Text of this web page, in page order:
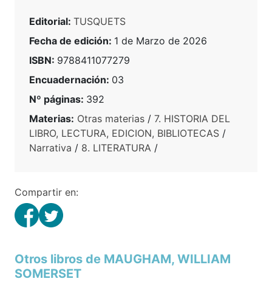
Editorial: TUSQUETS
Fecha de edición: 1 de Marzo de 2026
ISBN: 9788411077279
Encuadernación: 03
Nº páginas: 392
Materias: Otras materias / 7. HISTORIA DEL
LIBRO, LECTURA, EDICION, BIBLIOTECAS /
Narrativa / 8. LITERATURA /
Compartir en:
Otros libros de MAUGHAM, WILLIAM
SOMERSET